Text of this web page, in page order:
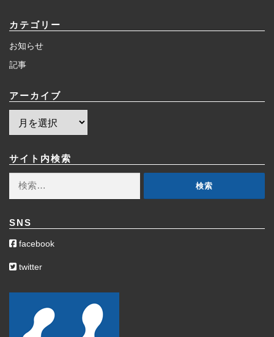
カテゴリー
お知らせ
記事
アーカイブ
イ
ブ
サイト内検索
SNS
facebook
twitter